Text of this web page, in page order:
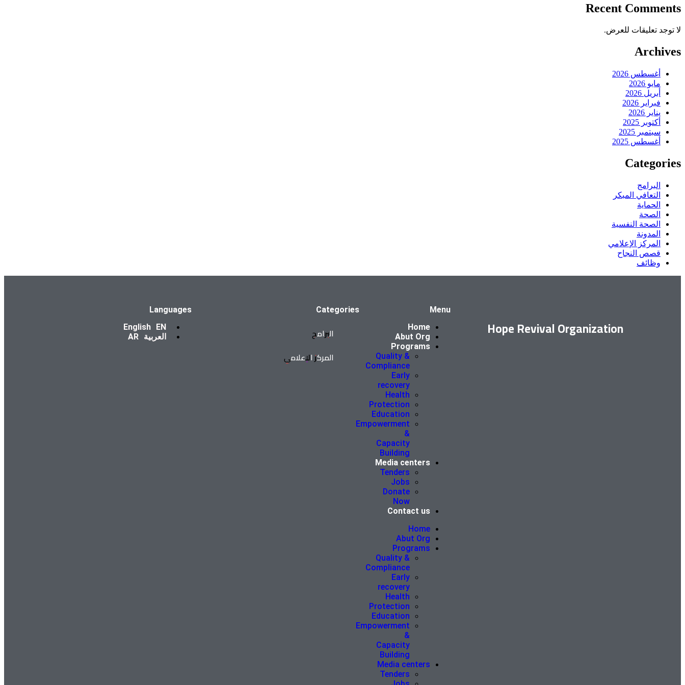
Recent Comments
لا توجد تعليقات للعرض.
Archives
أغسطس 2026
مايو 2026
أبريل 2026
فبراير 2026
يناير 2026
أكتوبر 2025
سبتمبر 2025
أغسطس 2025
Categories
البرامج
التعافي المبكر
الحماية
الصحة
الصحة النفسية
المدونة
المركز الإعلامي
قصص النجاح
وظائف
Hope Revival Organization
Menu
Home
Abut Org
Programs
Quality &
Compliance
Early
recovery
Health
Protection
Education
Empowerment
&
Capacity
Building
Media centers
Tenders
Jobs
Donate
Now
Contact us
Home
Abut Org
Programs
Quality &
Compliance
Early
recovery
Health
Protection
Education
Empowerment
&
Capacity
Building
Media centers
Tenders
Categories
البرامج
المركز الإعلامي
Languages
English EN
العربية AR